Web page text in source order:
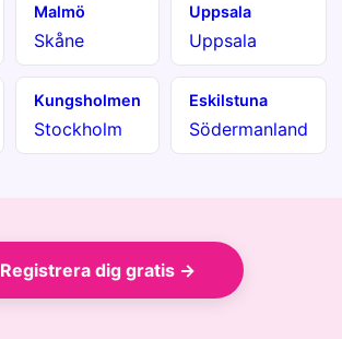
Malmö
Skåne
Uppsala
Uppsala
Kungsholmen
Stockholm
Eskilstuna
Södermanland
Registrera dig gratis →